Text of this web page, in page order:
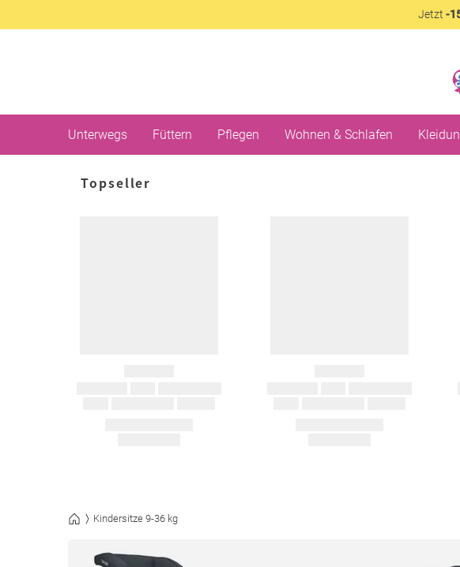
Jetzt -
Unterwegs Füttern Pflegen Wohnen & Schlafen
Topseller
Kindersitze 9-36 kg